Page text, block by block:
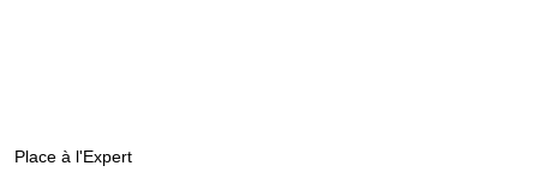
Place à l'Expert